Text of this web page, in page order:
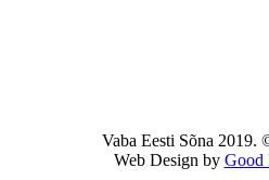
Vaba Eesti Sõna 2019.
Web Design by Good